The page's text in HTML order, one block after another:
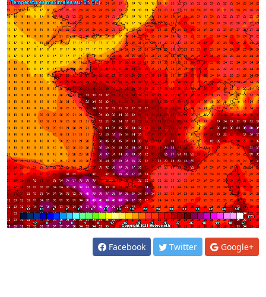
Facebook Twitter Google+